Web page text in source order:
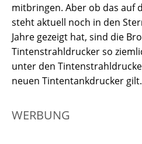
mitbringen. Aber ob das auf
steht aktuell noch in den
Jahre gezeigt hat, sind die
Tintenstrahldrucker so
unter den
neuen Tintentankdrucker
WERBUNG